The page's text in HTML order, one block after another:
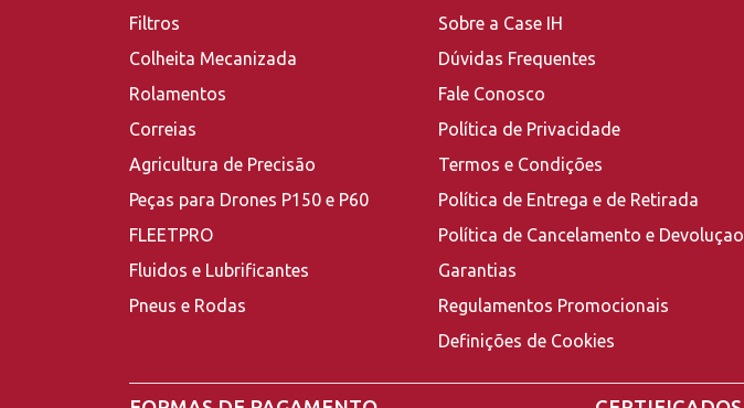
Filtros
Colheita Mecanizada
Rolamentos
Correias
Agricultura de Precisão
Peças para Drones P150 e P60
FLEETPRO
Fluidos e Lubrificantes
Pneus e Rodas
Sobre a Case IH
Dúvidas Frequentes
Fale Conosco
Política de Privacidade
Termos e Condições
Política de Entrega e de Retirada
Política de Cancelamento e Devoluçao
Garantias
Regulamentos Promocionais
Definições de Cookies